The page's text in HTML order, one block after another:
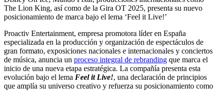
The Lion King, así como de la Gira OT 2025, presenta su nuevo
posicionamiento de marca bajo el lema ‘Feel it Live!’
Proactiv Entertainment, empresa promotora líder en España
especializada en la producción y organización de espectáculos de
gran formato, exposiciones nacionales e internacionales y conciertos
de música, anuncia un proceso integral de rebranding que marca el
inicio de una nueva etapa estratégica. La compañía presenta esta
evolución bajo el lema Feel it Live!, una declaración de principios
que amplía su universo creativo y refuerza su posicionamiento como